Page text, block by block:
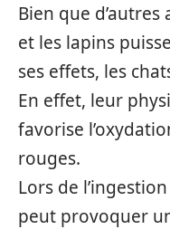
Bien que
et les lapins
ses effets, les
En effet, leur
favorise
rouges.
Lors de
peut provoquer